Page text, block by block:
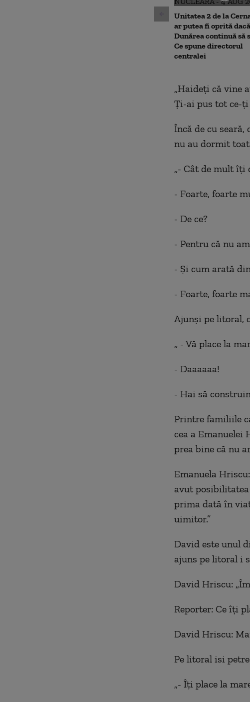
Unitatea 2 de la
ar putea fi oprită dacă
Dunărea continuă să
Ce spune directorul
centralei
„Haideţi că vine
Ţi-ai pus tot ce-
Încă de cu
nu au dormit
„- Cât de mult îţi
- Foarte, foarte
- De ce?
- Pentru că nu
- Şi cum arată
- Foarte, foarte
Ajunşi pe litoral,
„ - Vă place la
- Daaaaaa!
- Hai să
Printre familiile
cea a
prea bine că nu
Emanuela
avut posibilitatea
prima dată în
uimitor.”
David este unul
ajuns pe litoral i
David Hriscu:
Reporter: Ce îţi
David Hriscu:
Pe litoral isi
„- Îţi place la